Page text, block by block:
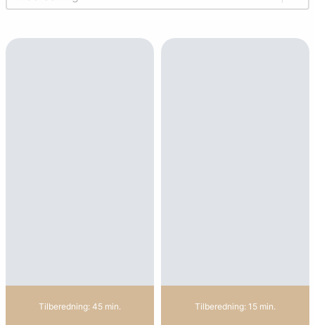
Tilberedning: 45 min. Tilberedning: 15 min.